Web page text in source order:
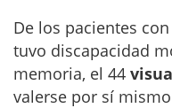
De los pacientes
tuvo discapacidad
memoria, el 44
valerse por sí mismo